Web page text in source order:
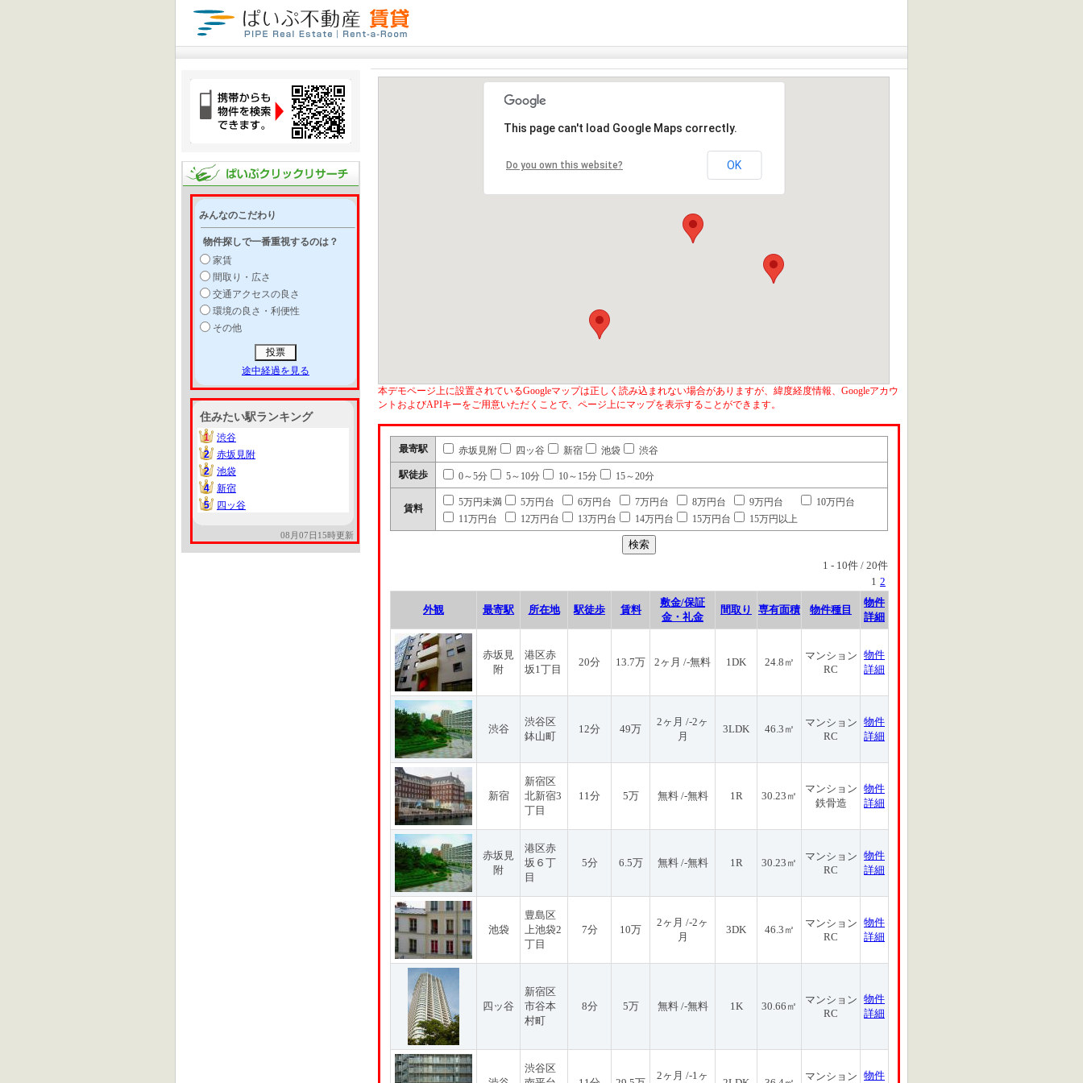
みんなのこだわり
物件探しで一番重視するのは？
家賃
間取り・広さ
交通アクセスの良さ
環境の良さ・利便性
その他
途中経過を見る
住みたい駅ランキング
1
1
渋谷
2
2
赤坂見附
2
2
池袋
4
4
新宿
5
5 四ッ谷
08月07日15時更新
This page can't load Google Maps correctly.
Do you own this website? OK
本デモページ上に設置されているGoogleマップは正しく読み込まれない場合がありますが、緯度経度情報、Googleアカウ
ントおよびAPIキーをご用意いただくことで、ページ上にマップを表示することができます。
最寄駅 赤坂見附 四ッ谷 新宿 池袋 渋谷
駅徒歩 0～5分 5～10分 10～15分 15～20分
賃料
5万円未満 5万円台 6万円台 7万円台 8万円台 9万円台
10万円台
11万円台
12万円台 13万円台 14万円台 15万円台 15万円以上
1 - 10件 / 20件
1 2
外観 最寄駅 所在地 駅徒歩 賃料
敷金/保証
金・礼金
間取り 専有面積 物件種目
物件
詳細
赤坂見
附
港区赤
坂1丁目
20分 13.7万 2ヶ月 /-無料 1DK 24.8㎡
マンション
RC
物件
詳細
渋谷
渋谷区
鉢山町
12分 49万
2ヶ月 /-2ヶ
月
3LDK 46.3㎡
マンション
RC
物件
詳細
新宿
新宿区
北新宿3
丁目
11分 5万 無料 /-無料 1R 30.23㎡
マンション
鉄骨造
物件
詳細
赤坂見
附
港区赤
坂６丁
目
5分 6.5万 無料 /-無料 1R 30.23㎡
マンション
RC
物件
詳細
池袋
豊島区
上池袋2
丁目
7分 10万
2ヶ月 /-2ヶ
月
3DK 46.3㎡
マンション
RC
物件
詳細
四ッ谷
新宿区
市谷本
村町
8分 5万 無料 /-無料 1K 30.66㎡
マンション
RC
物件
詳細
渋谷区
2ヶ月 /-1ヶ マンション 物件